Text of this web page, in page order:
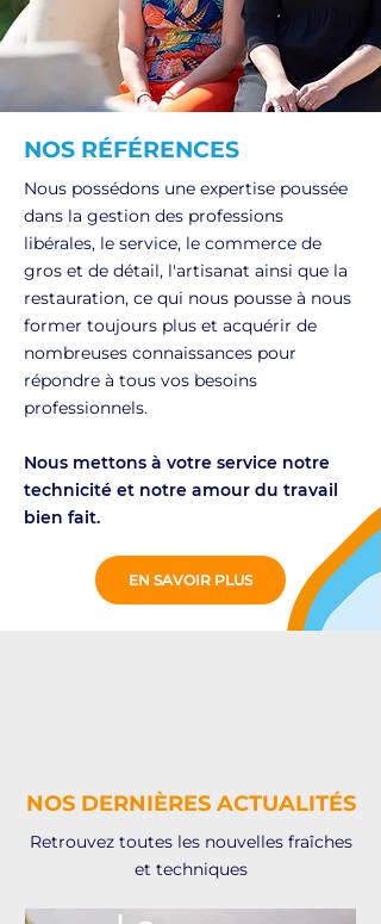
NOS RÉFÉRENCES
Nous possédons une expertise poussée
dans la gestion des professions
libérales, le service, le commerce de
gros et de détail, l'artisanat ainsi que la
restauration, ce qui nous pousse à nous
former toujours plus et acquérir de
nombreuses connaissances pour
répondre à tous vos besoins
professionnels.
Nous mettons à votre service notre
technicité et notre amour du travail
bien fait.
EN SAVOIR PLUS
NOS DERNIÈRES ACTUALITÉS
Retrouvez toutes les nouvelles fraîches
et techniques